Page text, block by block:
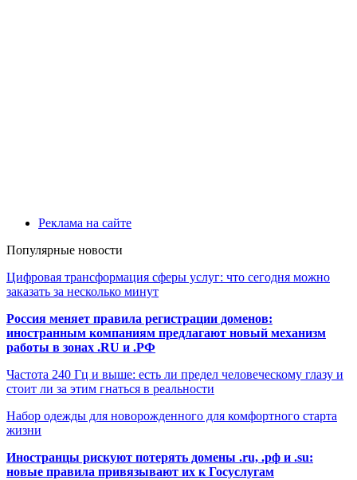
Реклама на сайте
Популярные новости
Цифровая трансформация сферы услуг: что сегодня можно
заказать за несколько минут
Россия меняет правила регистрации доменов:
иностранным компаниям предлагают новый механизм
работы в зонах .RU и .РФ
Частота 240 Гц и выше: есть ли предел человеческому глазу и
стоит ли за этим гнаться в реальности
Набор одежды для новорожденного для комфортного старта
жизни
Иностранцы рискуют потерять домены .ru, .рф и .su:
новые правила привязывают их к Госуслугам